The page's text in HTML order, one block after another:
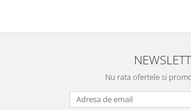
Nu rata ofertele si